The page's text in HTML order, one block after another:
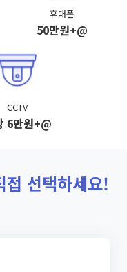
휴대폰
50만원+@
CCTV
6만원+@
접 선택하세요!